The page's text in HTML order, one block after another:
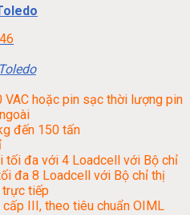
VAC hoặc pin sạc thời lượng pin
đến 150 tấn
tối đa với 4 Loadcell với Bộ chỉ
đa 8 Loadcell với Bộ chỉ thị
trực tiếp
cấp III, theo tiêu chuẩn OIML